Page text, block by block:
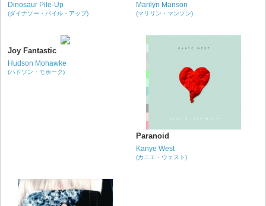
Dinosaur Pile-Up
(ダイナソー・パイル・アップ)
Marilyn Manson
(マリリン・マンソン)
Joy Fantastic
Hudson Mohawke
(ハドソン・モホーク)
Paranoid
Kanye West
(カニエ・ウェスト)